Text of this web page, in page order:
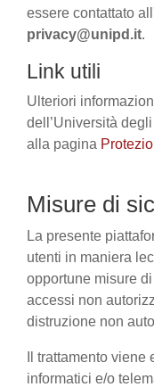
essere contattato
privacy@unipd.it.
Link utili
Ulteriori
dell’Università
alla pagina
Misure di
La presente
utenti in maniera
opportune misure
accessi non
distruzione non
Il trattamento
informatici e/o